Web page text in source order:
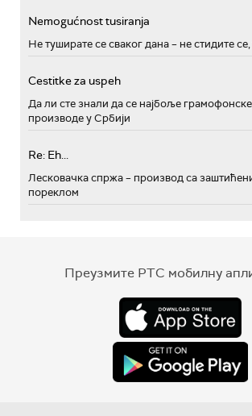
Nemogućnost tusiranja
Не туширате се сваког дана – не стидите се,
Cestitke za uspeh
Да ли сте знали да се најбоље
производе у Србији
Re: Eh...
Лесковачка спржа – производ са
пореклом
Преузмите РТС мобилну